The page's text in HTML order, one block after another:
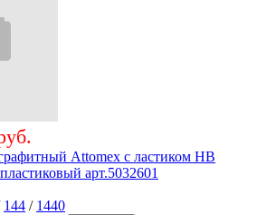
Attomex с ластиком НВ
арт.5032601
144 / 1440